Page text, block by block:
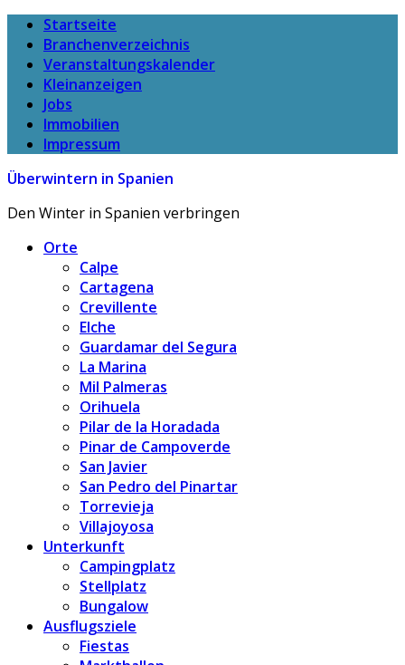
Startseite
Branchenverzeichnis
Veranstaltungskalender
Kleinanzeigen
Jobs
Immobilien
Impressum
Überwintern in Spanien
Den Winter in Spanien verbringen
Orte
Calpe
Cartagena
Crevillente
Elche
Guardamar del Segura
La Marina
Mil Palmeras
Orihuela
Pilar de la Horadada
Pinar de Campoverde
San Javier
San Pedro del Pinartar
Torrevieja
Villajoyosa
Unterkunft
Campingplatz
Stellplatz
Bungalow
Ausflugsziele
Fiestas